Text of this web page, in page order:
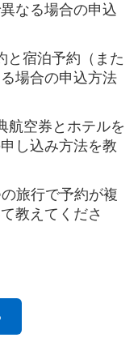
なる場合の申込
と宿泊予約（また
場合の申込方法
航空券とホテルを
し込み方法を教
の旅行で予約が複
教えてくださ